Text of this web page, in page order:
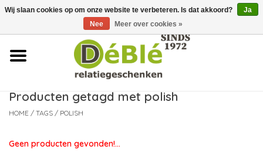
Over ons
Contact
Nieuws
Leveringsvoorwaarden
Producten getagd met polish
HOME / TAGS / POLISH
Geen producten gevonden!...
Wij slaan cookies op om onze website te verbeteren. Is dat akkoord?
Ja
Nee
Meer over cookies »